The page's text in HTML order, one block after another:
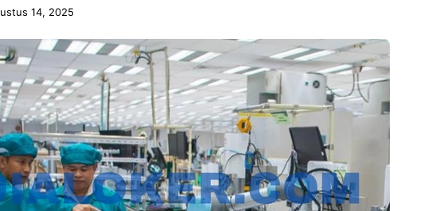
14, 2025